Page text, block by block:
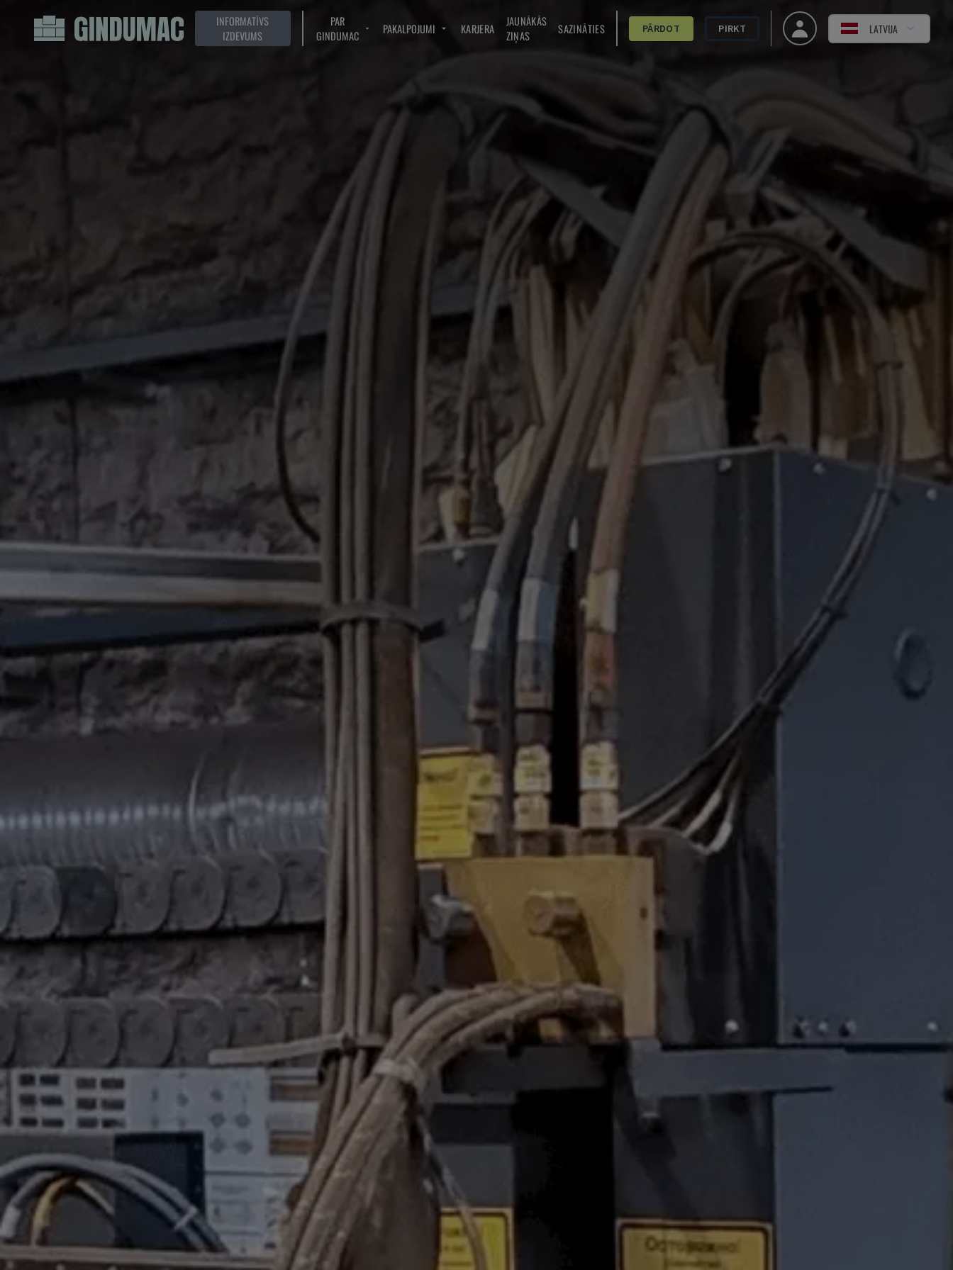
INFORMATĪVS
IZDEVUMS
PAR
GINDUMAC
PAKALPOJUMI KARJERA
JAUNĀKĀS
ZIŅAS
SAZINĀTIES PĀRDOT PIRKT LATVIJA